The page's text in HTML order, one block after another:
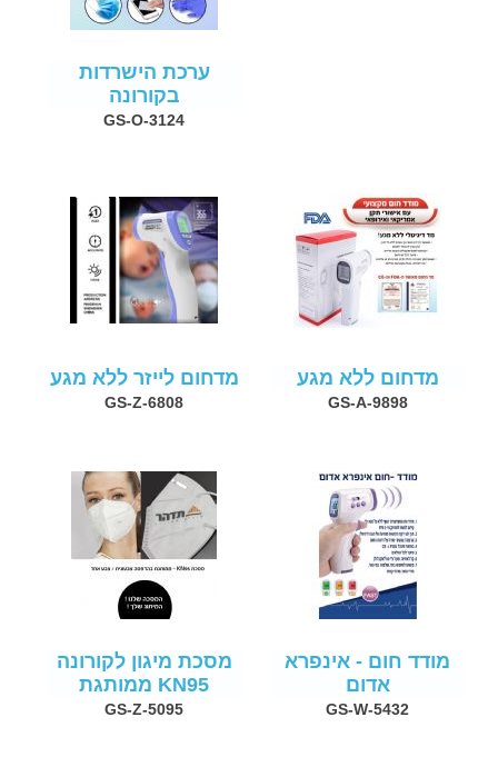
ערכת הישרדות
בקורונה
GS-O-3124
מדחום ללא מגע
GS-A-9898
מדחום לייזר ללא מגע
GS-Z-6808
מודד חום - אינפרא
אדום
GS-W-5432
מסכת מיגון לקורונה
KN95 ממותגת
GS-Z-5095